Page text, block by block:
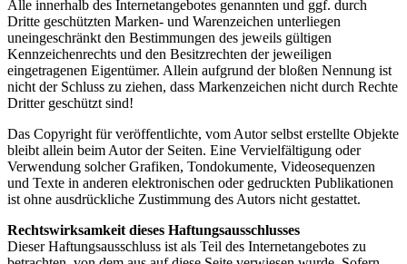
Alle innerhalb des Internetangebotes genannten und ggf. durch
Dritte geschützten Marken- und Warenzeichen unterliegen
uneingeschränkt den Bestimmungen des jeweils gültigen
Kennzeichenrechts und den Besitzrechten der jeweiligen
eingetragenen Eigentümer. Allein aufgrund der bloßen Nennung ist
nicht der Schluss zu ziehen, dass Markenzeichen nicht durch Rechte
Dritter geschützt sind!
Das Copyright für veröffentlichte, vom Autor selbst erstellte Objekte
bleibt allein beim Autor der Seiten. Eine Vervielfältigung oder
Verwendung solcher Grafiken, Tondokumente, Videosequenzen
und Texte in anderen elektronischen oder gedruckten Publikationen
ist ohne ausdrückliche Zustimmung des Autors nicht gestattet.
Rechtswirksamkeit dieses Haftungsausschlusses
Dieser Haftungsausschluss ist als Teil des Internetangebotes zu